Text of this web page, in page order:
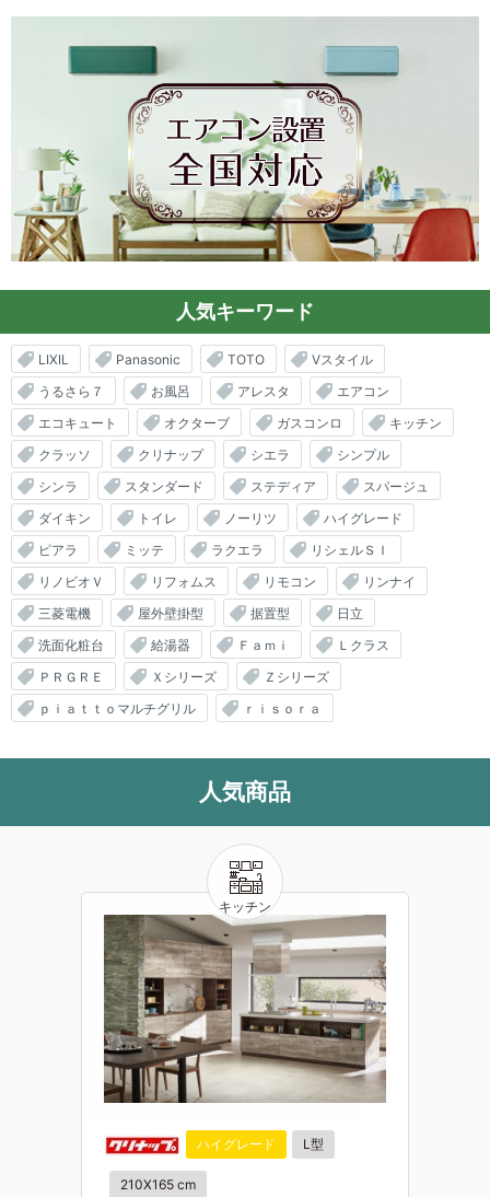
人気キーワード
LIXIL Panasonic TOTO
Vスタイル
うるさら７
お風呂 アレスタ
エアコン
エコキュート
オクターブ ガスコンロ
キッチン
クラッソ
クリナップ シエラ
シンプル
シンラ
スタンダード ステディア
スパージュ
ダイキン
トイレ ノーリツ
ハイグレード
ピアラ
ミッテ ラクエラ
リシェルＳＩ
リノビオＶ
リフォムス リモコン
リンナイ
三菱電機
屋外壁掛型 据置型
日立
洗面化粧台
給湯器 Ｆａｍｉ
Ｌクラス
ＰＲＧＲＥ
Ｘシリーズ
Ｚシリーズ
ｐｉａｔｔｏマルチグリル
ｒｉｓｏｒａ
人気商品
ハイグレード L型
210X165 cm